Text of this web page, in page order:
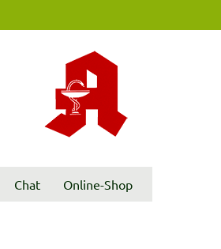
Chat Online-Shop